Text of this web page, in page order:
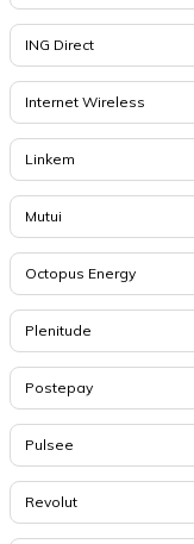
ING Direct
Internet Wireless
Linkem
Mutui
Octopus Energy
Plenitude
Postepay
Pulsee
Revolut